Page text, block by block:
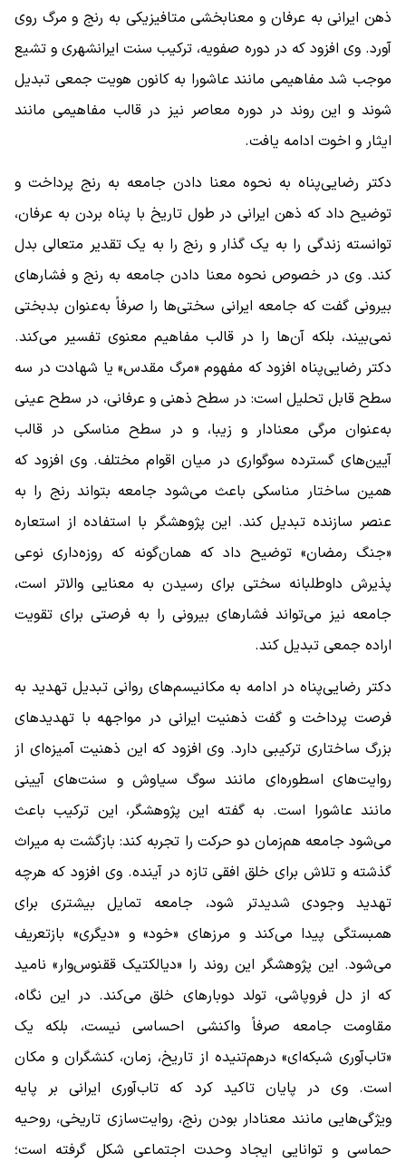
ذهن ایرانی به عرفان و معنابخشی متافیزیکی به رنج و مرگ روی
آورد. وی افزود که در دوره صفویه، ترکیب سنت ایرانشهری و تشیع
موجب شد مفاهیمی مانند عاشورا به کانون هویت جمعی تبدیل
شوند و این روند در دوره معاصر نیز در قالب مفاهیمی مانند
ایثار و اخوت ادامه یافت.
دکتر رضایی‌پناه به نحوه معنا دادن جامعه به رنج پرداخت و
توضیح داد که ذهن ایرانی در طول تاریخ با پناه بردن به عرفان،
توانسته زندگی را به یک گذار و رنج را به یک تقدیر متعالی بدل
کند. وی در خصوص نحوه معنا دادن جامعه به رنج و فشارهای
بیرونی گفت که جامعه ایرانی سختی‌ها را صرفاً به‌عنوان بدبختی
نمی‌بیند، بلکه آن‌ها را در قالب مفاهیم معنوی تفسیر می‌کند.
دکتر رضایی‌پناه افزود که مفهوم «مرگ مقدس» یا شهادت در سه
سطح قابل تحلیل است: در سطح ذهنی و عرفانی، در سطح عینی
به‌عنوان مرگی معنادار و زیبا، و در سطح مناسکی در قالب
آیین‌های گسترده سوگواری در میان اقوام مختلف. وی افزود که
همین ساختار مناسکی باعث می‌شود جامعه بتواند رنج را به
عنصر سازنده تبدیل کند. این پژوهشگر با استفاده از استعاره
«جنگ رمضان» توضیح داد که همان‌گونه که روزه‌داری نوعی
پذیرش داوطلبانه سختی برای رسیدن به معنایی والاتر است،
جامعه نیز می‌تواند فشارهای بیرونی را به فرصتی برای تقویت
اراده جمعی تبدیل کند.
دکتر رضایی‌پناه در ادامه به مکانیسم‌های روانی تبدیل تهدید به
فرصت پرداخت و گفت ذهنیت ایرانی در مواجهه با تهدیدهای
بزرگ ساختاری ترکیبی دارد. وی افزود که این ذهنیت آمیزه‌ای از
روایت‌های اسطوره‌ای مانند سوگ سیاوش و سنت‌های آیینی
مانند عاشورا است. به گفته این پژوهشگر، این ترکیب باعث
می‌شود جامعه هم‌زمان دو حرکت را تجربه کند: بازگشت به میراث
گذشته و تلاش برای خلق افقی تازه در آینده. وی افزود که هرچه
تهدید وجودی شدیدتر شود، جامعه تمایل بیشتری برای
همبستگی پیدا می‌کند و مرزهای «خود» و «دیگری» بازتعریف
می‌شود. این پژوهشگر این روند را «دیالکتیک ققنوس‌وار» نامید
که از دل فروپاشی، تولد دوبارهای خلق می‌کند. در این نگاه،
مقاومت جامعه صرفاً واکنشی احساسی نیست، بلکه یک
«تاب‌آوری شبکه‌ای» درهم‌تنیده از تاریخ، زمان، کنشگران و مکان
است. وی در پایان تاکید کرد که تاب‌آوری ایرانی بر پایه
ویژگی‌هایی مانند معنادار بودن رنج، روایت‌سازی تاریخی، روحیه
حماسی و توانایی ایجاد وحدت اجتماعی شکل گرفته است؛